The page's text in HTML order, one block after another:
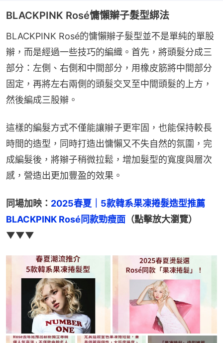
BLACKPINK Rosé慵懶辮子髮型綁法
BLACKPINK Rosé的慵懶辮子髮型並不是單純的單股
辮，而是經過一些技巧的編織。首先，將頭髮分成三
部分：左側、右側和中間部分，用橡皮筋將中間部分
固定，再將左右兩側的頭髮交叉至中間頭髮的上方，
然後編成三股辮。
這樣的編髮方式不僅能讓辮子更牢固，也能保持較長
時間的造型，同時打造出慵懶又不失自然的氛圍，完
成編髮後，將辮子稍微拉鬆，增加髮型的寬度與層次
感，營造出更加豐盈的效果。
同場加映： 2025春夏｜5款韓系果凍捲髮造型推薦
BLACKPINK Rosé同款勁瘦面 （點擊放大瀏覽）
▼▼▼